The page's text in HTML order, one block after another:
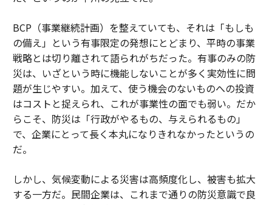
BCP（事業継続計画）を整えていても、それは「もしも
の備え」という有事限定の発想にとどまり、平時の事業
戦略とは切り離されて語られがちだった。有事のみの防
災は、いざという時に機能しないことが多く実効性に問
題が生じやすい。加えて、使う機会のないものへの投資
はコストと捉えられ、これが事業性の面でも弱い。だか
らこそ、防災は「行政がやるもの、与えられるもの」
で、企業にとって長く本丸になりきれなかったというの
だ。
しかし、気候変動による災害は高頻度化し、被害も拡大
する一方だ。民間企業は、これまで通りの防災意識で良